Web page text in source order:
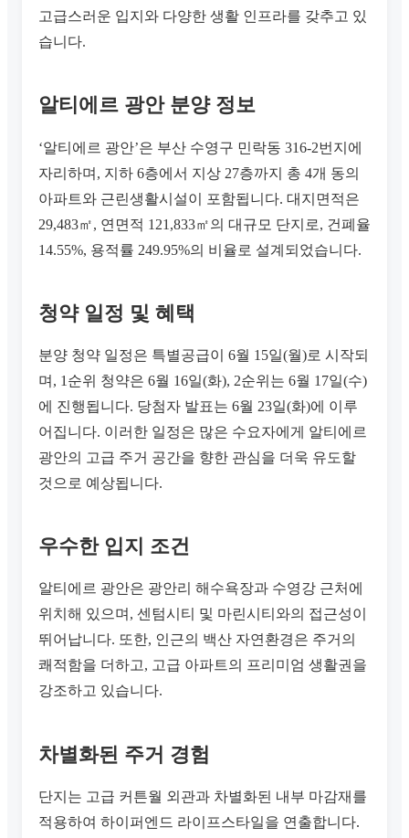
고급스러운 입지와 다양한 생활 인프라를 갖추고 있
습니다.
알티에르 광안 분양 정보
‘알티에르 광안’은 부산 수영구 민락동 316-2번지에
자리하며, 지하 6층에서 지상 27층까지 총 4개 동의
아파트와 근린생활시설이 포함됩니다. 대지면적은
29,483㎡, 연면적 121,833㎡의 대규모 단지로, 건폐율
14.55%, 용적률 249.95%의 비율로 설계되었습니다.
청약 일정 및 혜택
분양 청약 일정은 특별공급이 6월 15일(월)로 시작되
며, 1순위 청약은 6월 16일(화), 2순위는 6월 17일(수)
에 진행됩니다. 당첨자 발표는 6월 23일(화)에 이루
어집니다. 이러한 일정은 많은 수요자에게 알티에르
광안의 고급 주거 공간을 향한 관심을 더욱 유도할
것으로 예상됩니다.
우수한 입지 조건
알티에르 광안은 광안리 해수욕장과 수영강 근처에
위치해 있으며, 센텀시티 및 마린시티와의 접근성이
뛰어납니다. 또한, 인근의 백산 자연환경은 주거의
쾌적함을 더하고, 고급 아파트의 프리미엄 생활권을
강조하고 있습니다.
차별화된 주거 경험
단지는 고급 커튼월 외관과 차별화된 내부 마감재를
적용하여 하이퍼엔드 라이프스타일을 연출합니다.